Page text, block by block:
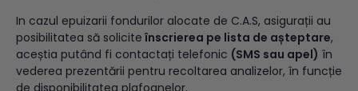
In cazul epuizarii fondurilor alocate de C.A.S, asigurații au
posibilitatea să solicite înscrierea pe lista de așteptare,
aceștia putând fi contactați telefonic (SMS sau apel) în
vederea prezentării pentru recoltarea analizelor, în funcție
de disponibilitatea plafoanelor.